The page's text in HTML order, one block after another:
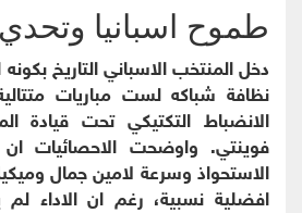
طموح اسبانيا وتحدي
دخل المنتخب الاسباني التاريخ
نظافة شباكه لست مباريات
الانضباط التكتيكي تحت
فوينتي. واوضحت الاحصائيات ان
الاستحواذ وسرعة لامين جمال
افضلية نسبية، رغم ان الاداء